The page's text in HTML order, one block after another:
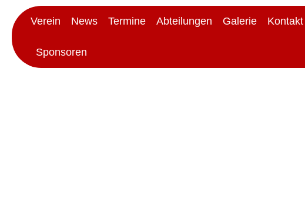
Verein News Termine Abteilungen Galerie Kontakt
Sponsoren